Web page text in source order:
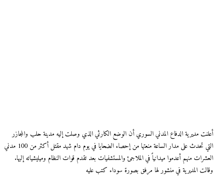
أعلنت مديرية الدفاع المدني السوري أن الوضع الكارثي الذي وصلت إليه مدينة حلب والمجازر
التي تحدث على مدار الساعة منعتها من إحصاء الضحايا في يوم دام شهد مقتل أكثر من 100 مدني
العشرات منهم أعدموا ميدانياً في الملاجئ والمستشفيات بعد تقدم قوات النظام وميليشياته إليها.
وقالت المديرية في منشور لها مرفق بصورة سوداء كتب عليه